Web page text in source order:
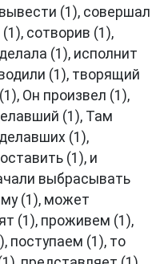
(1), совершал
сотворив (1),
(1), исполнит
(1), творящий
Он произвел (1),
(1), Там
(1),
(1), и
выбрасывать
(1), может
(1), проживем (1),
поступаем (1), то